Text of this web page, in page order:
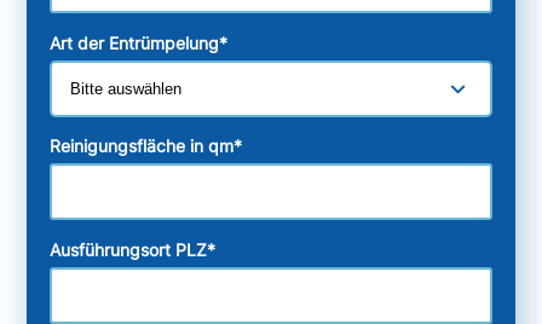
Art der Entrümpelung*
Reinigungsfläche in qm*
Ausführungsort PLZ*